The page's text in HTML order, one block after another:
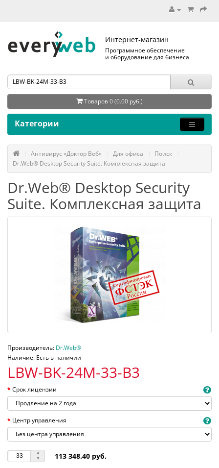
Интернет-магазин
Программное обеспечение
и оборудование для бизнеса
Товаров 0 (0.00 руб.)
Категории
Антивирус «Доктор Веб» Для офиса
Поиск
Dr.Web® Desktop Security Suite. Комплексная защита
Dr.Web® Desktop Security
Suite. Комплексная защита
Производитель: Dr.Web®
Наличие: Есть в наличии
LBW-BK-24M-33-B3
Срок лицензии
Центр управления
113 348.40 руб.